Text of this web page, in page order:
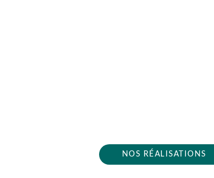
NOS RÉALISATIONS